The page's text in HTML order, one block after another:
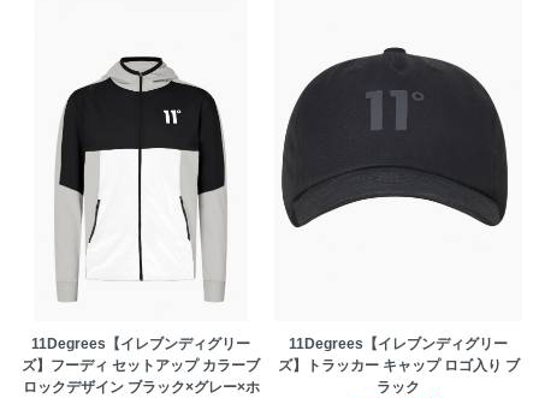
11Degrees【イレブンディグリー
ズ】フーディ セットアップ カラーブ
ロックデザイン ブラック×グレー×ホ
11Degrees【イレブンディグリー
ズ】トラッカー キャップ ロゴ入り ブ
ラック